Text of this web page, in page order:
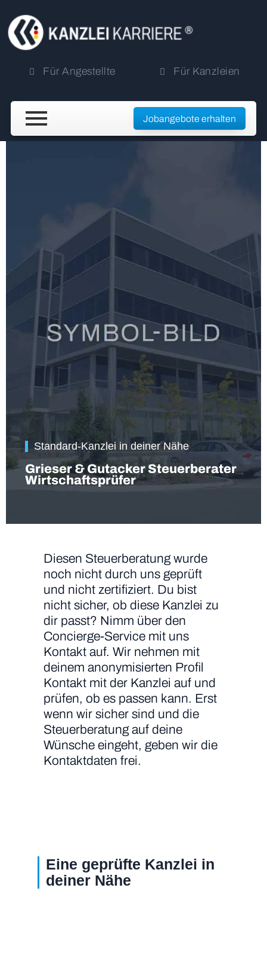
Für Angestellte Für Kanzleien
Jobangebote erhalten
Standard-Kanzlei in deiner Nähe
Grieser & Gutacker Steuerberater
Wirtschaftsprüfer
Diesen Steuerberatung wurde
noch nicht durch uns geprüft
und nicht zertifiziert. Du bist
nicht sicher, ob diese Kanzlei zu
dir passt? Nimm über den
Concierge-Service mit uns
Kontakt auf. Wir nehmen mit
deinem anonymisierten Profil
Kontakt mit der Kanzlei auf und
prüfen, ob es passen kann. Erst
wenn wir sicher sind und die
Steuerberatung auf deine
Wünsche eingeht, geben wir die
Kontaktdaten frei.
Eine geprüfte Kanzlei in
deiner Nähe